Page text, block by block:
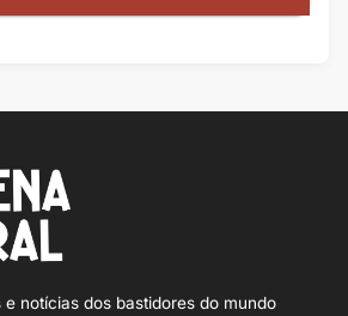
notícias dos bastidores do mundo